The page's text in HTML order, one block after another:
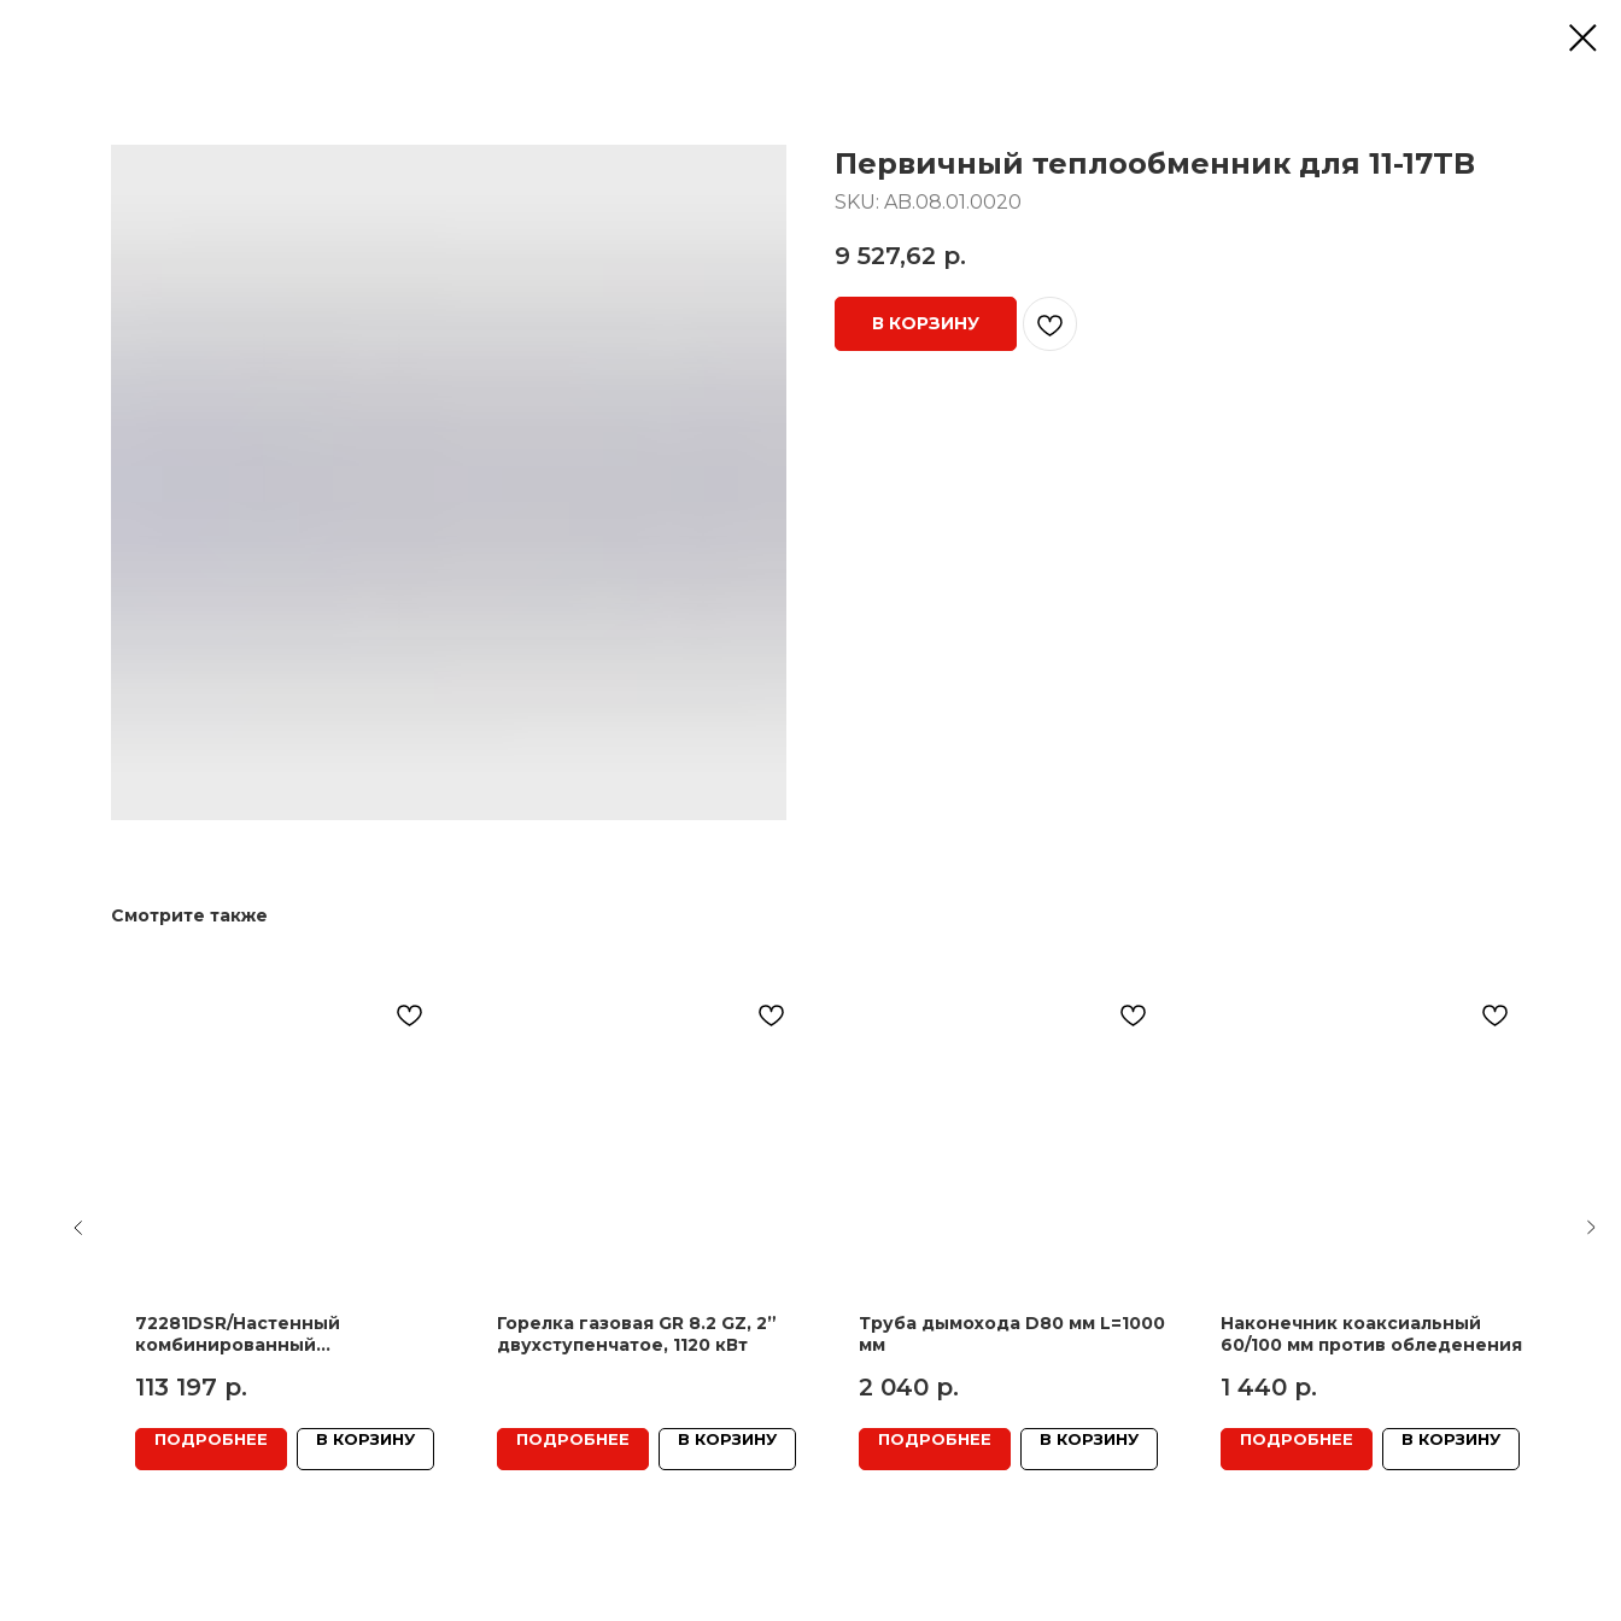
Первичный теплообменник для 11-17TB
SKU: AB.08.01.0020
9 527,62 р.
В КОРЗИНУ
Смотрите также
72281DSR/Настенный
комбинированный
теплообменником, сухимТЭНом,
113 197 р.
ПОДРОБНЕЕ В КОРЗИНУ
Горелка газовая GR 8.2 GZ, 2”
двухступенчатое, 1120 кВт
ПОДРОБНЕЕ В КОРЗИНУ
Труба дымохода D80 мм L=1000
мм
2 040 р.
ПОДРОБНЕЕ В КОРЗИНУ
Наконечник коаксиальный
60/100 мм против обледенения
1 440 р.
ПОДРОБНЕЕ В КОРЗИНУ